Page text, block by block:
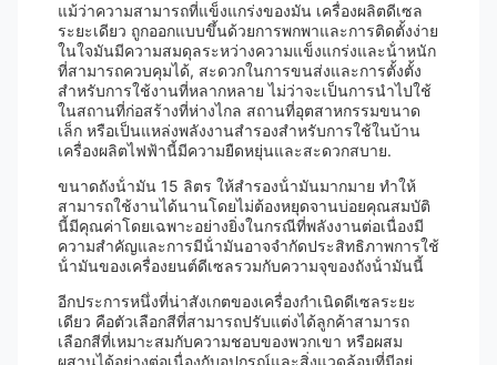
แม้ว่าความสามารถที่แข็งแกร่งของมัน เครื่องผลิตดีเซล
ระยะเดียว ถูกออกแบบขึ้นด้วยการพกพาและการติดตั้งง่าย
ในใจมันมีความสมดุลระหว่างความแข็งแกร่งและน้ําหนัก
ที่สามารถควบคุมได้, สะดวกในการขนส่งและการตั้งตั้ง
สําหรับการใช้งานที่หลากหลาย ไม่ว่าจะเป็นการนําไปใช้
ในสถานที่ก่อสร้างที่ห่างไกล สถานที่อุตสาหกรรมขนาด
เล็ก หรือเป็นแหล่งพลังงานสํารองสําหรับการใช้ในบ้าน
เครื่องผลิตไฟฟ้านี้มีความยืดหยุ่นและสะดวกสบาย.
ขนาดถังน้ํามัน 15 ลิตร ให้สํารองน้ํามันมากมาย ทําให้
สามารถใช้งานได้นานโดยไม่ต้องหยุดจานบ่อยคุณสมบัติ
นี้มีคุณค่าโดยเฉพาะอย่างยิ่งในกรณีที่พลังงานต่อเนื่องมี
ความสําคัญและการมีน้ํามันอาจจํากัดประสิทธิภาพการใช้
น้ํามันของเครื่องยนต์ดีเซลรวมกับความจุของถังน้ํามันนี้
อีกประการหนึ่งที่น่าสังเกตของเครื่องกําเนิดดีเซลระยะ
เดียว คือตัวเลือกสีที่สามารถปรับแต่งได้ลูกค้าสามารถ
เลือกสีที่เหมาะสมกับความชอบของพวกเขา หรือผสม
ผสานได้อย่างต่อเนื่องกับอุปกรณ์และสิ่งแวดล้อมที่มีอยู่